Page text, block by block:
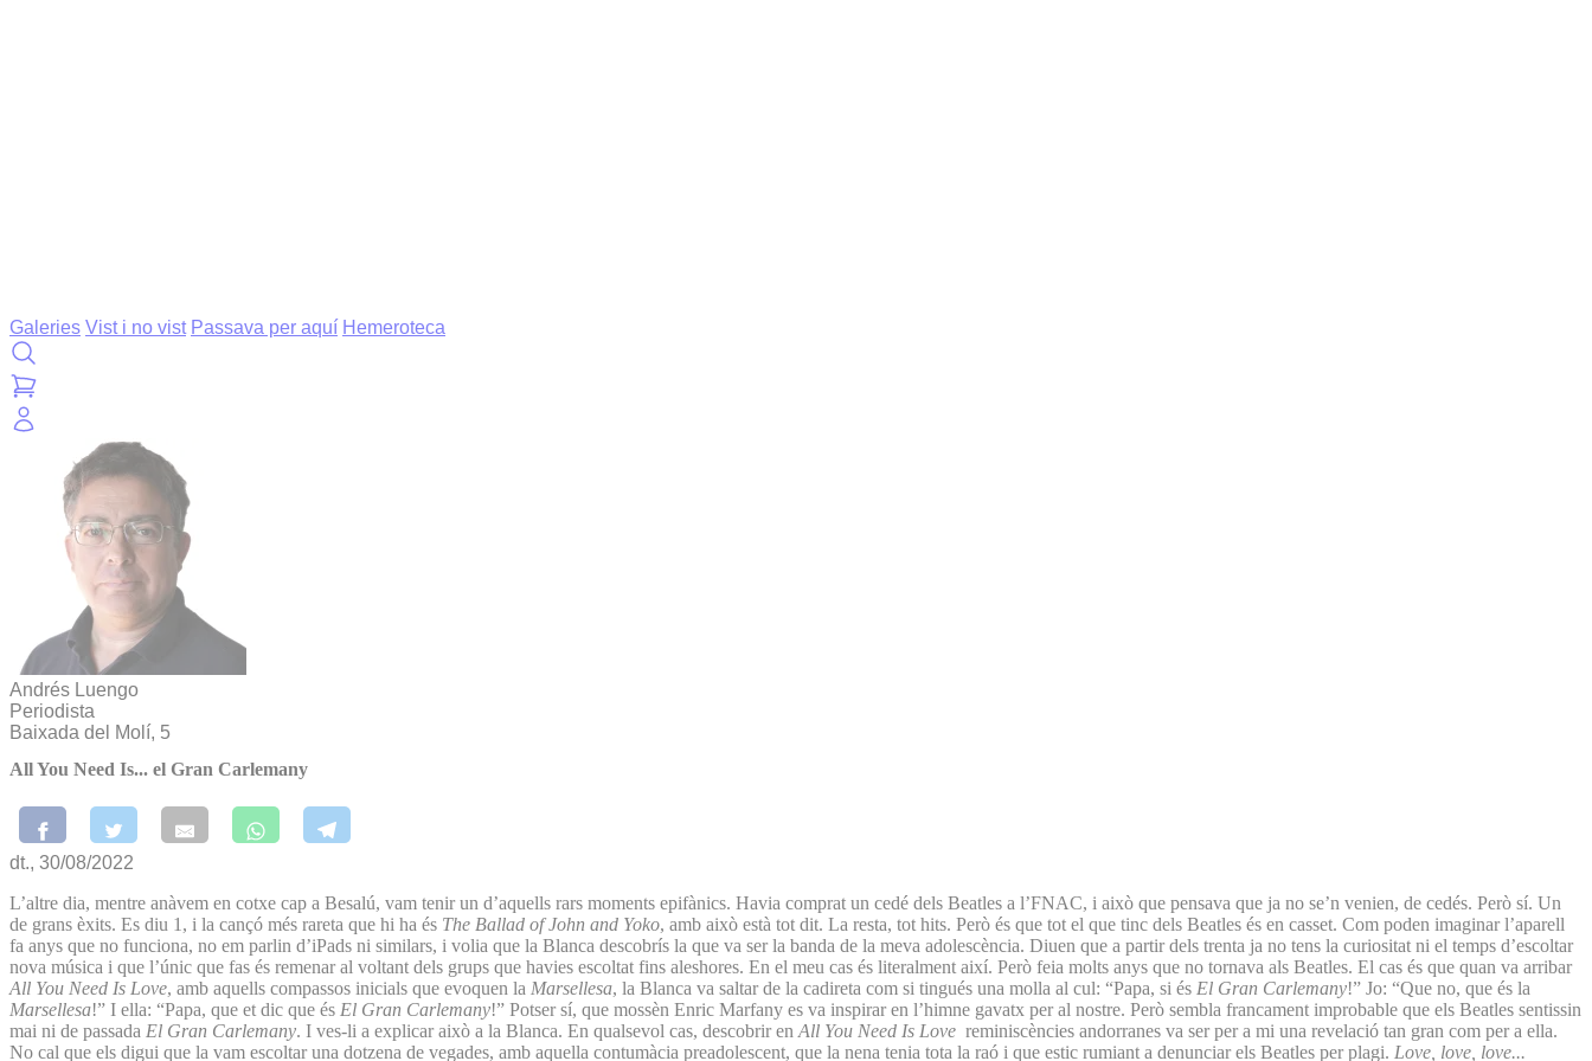
Galeries Vist i no vist Passava per aquí Hemeroteca
Andrés Luengo
Periodista
Baixada del Molí, 5
All You Need Is... el Gran Carlemany
dt., 30/08/2022
L’altre dia, mentre anàvem en cotxe cap a Besalú, vam tenir un d’aquells rars moments epifànics. Havia comprat un cedé dels Beatles a l’FNAC, i això que pensava que ja no se’n venien, de cedés. Però sí. Un
de grans èxits. Es diu 1, i la cançó més rareta que hi ha és The Ballad of John and Yoko, amb això està tot dit. La resta, tot hits. Però és que tot el que tinc dels Beatles és en casset. Com poden imaginar l’aparell
fa anys que no funciona, no em parlin d’iPads ni similars, i volia que la Blanca descobrís la que va ser la banda de la meva adolescència. Diuen que a partir dels trenta ja no tens la curiositat ni el temps d’escoltar
nova música i que l’únic que fas és remenar al voltant dels grups que havies escoltat fins aleshores. En el meu cas és literalment així. Però feia molts anys que no tornava als Beatles. El cas és que quan va arribar
All You Need Is Love, amb aquells compassos inicials que evoquen la Marsellesa, la Blanca va saltar de la cadireta com si tingués una molla al cul: “Papa, si és El Gran Carlemany!” Jo: “Que no, que és la
Marsellesa!” I ella: “Papa, que et dic que és El Gran Carlemany!” Potser sí, que mossèn Enric Marfany es va inspirar en l’himne gavatx per al nostre. Però sembla francament improbable que els Beatles sentissin
mai ni de passada El Gran Carlemany. I ves-li a explicar això a la Blanca. En qualsevol cas, descobrir en All You Need Is Love reminiscències andorranes va ser per a mi una revelació tan gran com per a ella.
No cal que els digui que la vam escoltar una dotzena de vegades, amb aquella contumàcia preadolescent, que la nena tenia tota la raó i que estic rumiant a denunciar els Beatles per plagi. Love, love, love...